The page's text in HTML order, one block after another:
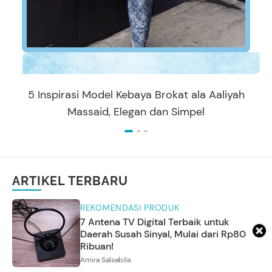
5 Inspirasi Model Kebaya Brokat ala Aaliyah
Massaid, Elegan dan Simpel
ARTIKEL TERBARU
REKOMENDASI PRODUK
7 Antena TV Digital Terbaik untuk
Daerah Susah Sinyal, Mulai dari Rp80
Ribuan!
Amira Salsabila